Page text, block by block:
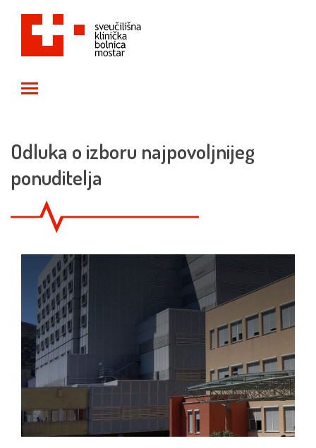
Odluka o izboru najpovoljnijeg
ponuditelja